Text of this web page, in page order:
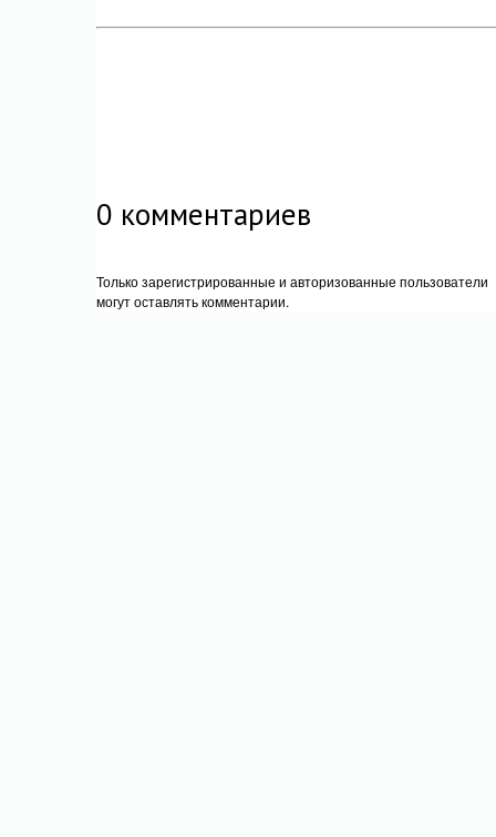
0 комментариев
Только зарегистрированные и авторизованные пользователи
могут оставлять комментарии.